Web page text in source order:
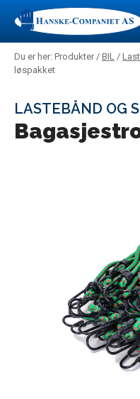
Du er her: Produkter / BIL /
løspakket
LASTEBÅND OG